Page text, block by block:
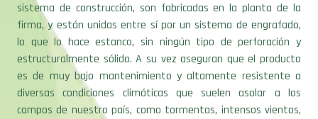
sistema de construcción, son fabricadas en la planta de la
firma, y están unidas entre sí por un sistema de engrafado,
lo que lo hace estanco, sin ningún tipo de perforación y
estructuralmente sólido. A su vez aseguran que el producto
es de muy bajo mantenimiento y altamente resistente a
diversas condiciones climáticas que suelen asolar a los
campos de nuestro país, como tormentas, intensos vientos,